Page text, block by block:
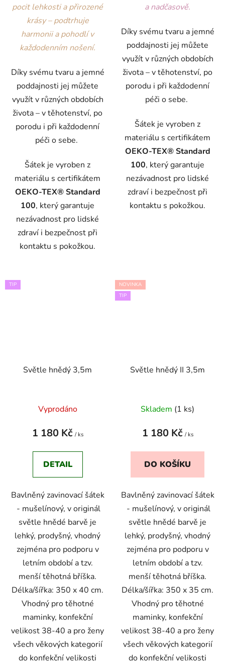
pocit lehkosti a přirozené
krásy – podtrhuje
harmonii a pohodlí v
každodenním nošení.
Díky svému tvaru a jemné
poddajnosti jej můžete
využít v různých obdobích
života – v těhotenství, po
porodu i při každodenní
péči o sebe.
Šátek je vyroben z
materiálu s certifikátem
OEKO-TEX® Standard
100, který garantuje
nezávadnost pro lidské
zdraví i bezpečnost při
kontaktu s pokožkou.
a nadčasově.
Díky svému tvaru a jemné
poddajnosti jej můžete
využít v různých obdobích
života – v těhotenství, po
porodu i při každodenní
péči o sebe.
Šátek je vyroben z
materiálu s certifikátem
OEKO-TEX® Standard
100, který garantuje
nezávadnost pro lidské
zdraví i bezpečnost při
kontaktu s pokožkou.
TIP
Světle hnědý 3,5m
Vyprodáno
1 180 Kč / ks
DETAIL
Bavlněný zavinovací šátek
- mušelínový, v originál
světle hnědé barvě je
lehký, prodyšný, vhodný
zejména pro podporu v
letním období a tzv.
menší těhotná bříška.
Délka/šířka: 350 x 40 cm.
Vhodný pro těhotné
maminky, konfekční
velikost 38-40 a pro ženy
všech věkových kategorií
do konfekční velikosti
NOVINKA
TIP
Světle hnědý II 3,5m
Skladem (1 ks)
1 180 Kč / ks
DO KOŠÍKU
Bavlněný zavinovací šátek
- mušelínový, v originál
světle hnědé barvě je
lehký, prodyšný, vhodný
zejména pro podporu v
letním období a tzv.
menší těhotná bříška.
Délka/šířka: 350 x 35 cm.
Vhodný pro těhotné
maminky, konfekční
velikost 38-40 a pro ženy
všech věkových kategorií
do konfekční velikosti